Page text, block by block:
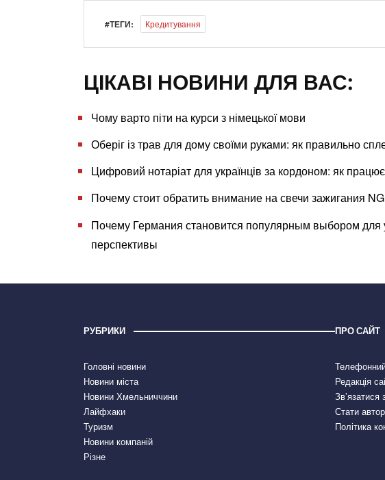
#ТЕГИ: Кредитування
ЦІКАВІ НОВИНИ ДЛЯ ВАС:
Чому варто піти на курси з німецької мови
Оберіг із трав для дому своїми руками: як правильно
Цифровий нотаріат для українців за кордоном: як
Почему стоит обратить внимание на свечи зажигания
Почему Германия становится популярным выбором для
перспективы
РУБРИКИ
Головні новини
Новини міста
Новини Хмельниччини
Лайфхаки
Туризм
Новини компаній
Різне
ПРО САЙТ
Редакція
Зв’язатися
Стати
Політика